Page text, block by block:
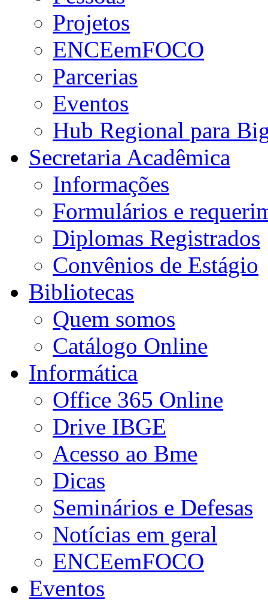
Projetos
ENCEemFOCO
Parcerias
Eventos
Hub Regional para
Secretaria Acadêmica
Informações
Formulários e
Diplomas Registrados
Convênios de Estágio
Bibliotecas
Quem somos
Catálogo Online
Informática
Office 365 Online
Drive IBGE
Acesso ao Bme
Dicas
Seminários e Defesas
Notícias em geral
ENCEemFOCO
Eventos